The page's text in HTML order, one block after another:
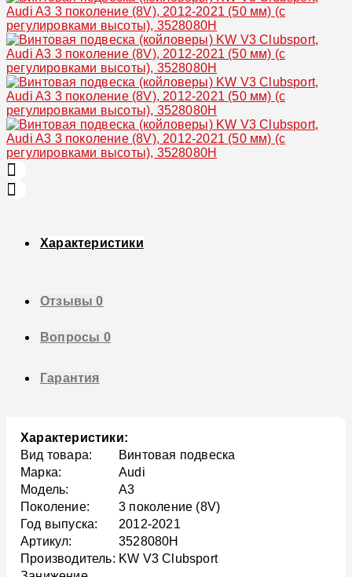
Характеристики
Отзывы0
Вопросы 0
Гарантия
Характеристики:
Вид товара:
Винтовая подвеска
Марка:
Audi
Модель:
A3
Поколение:
3 поколение (8V)
Год выпуска:
2012-2021
Артикул:
3528080H
Производитель: KW V3 Clubsport